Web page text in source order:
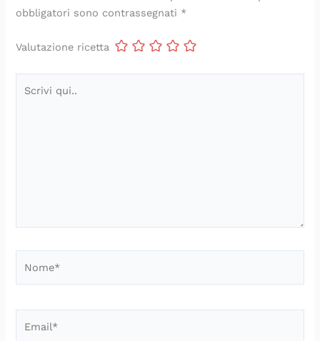
obbligatori sono contrassegnati *
Valutazione ricetta
qui..